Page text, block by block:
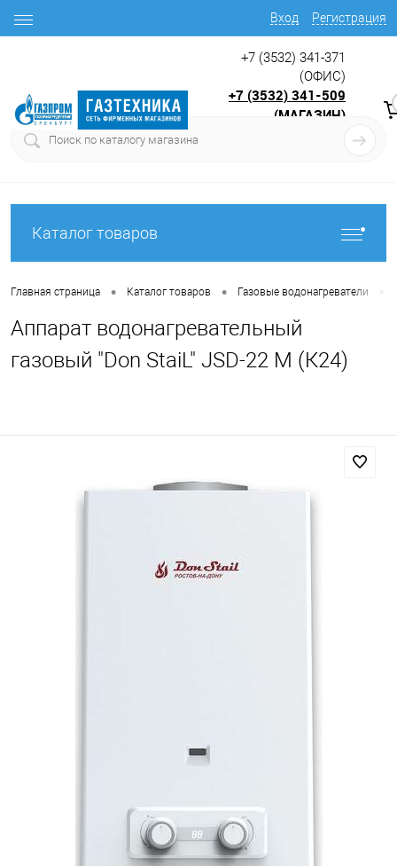
Вход Регистрация
+7 (3532) 341-371
(ОФИС)
+7 (3532) 341-509
(МАГАЗИН)
Каталог товаров
Главная страница • Каталог товаров • Газовые водонагреватели
Аппарат водонагревательный
газовый "Don StaiL" JSD-22 М (К24)